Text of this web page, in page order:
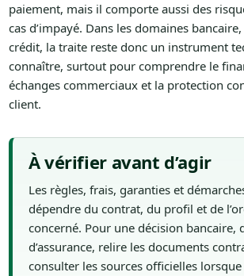
paiement, mais il comporte aussi des
cas d’impayé. Dans les domaines
crédit, la traite reste donc un instrument
connaître, surtout pour comprendre le
échanges commerciaux et la protection
client.
À vérifier avant d’agir
Les règles, frais, garanties et
dépendre du contrat, du profil et de
concerné. Pour une décision bancaire,
d’assurance, relire les documents
consulter les sources officielles